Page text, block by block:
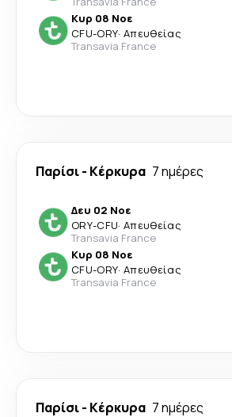
Κυρ 08 Νοε
CFU-ORY· Απευθείας
Transavia France
Παρίσι- Κέρκυρα 7 ημέρες
Δευ 02 Νοε
ORY-CFU· Απευθείας
Transavia France
Κυρ 08 Νοε
CFU-ORY· Απευθείας
Transavia France
Παρίσι- Κέρκυρα 7 ημέρες